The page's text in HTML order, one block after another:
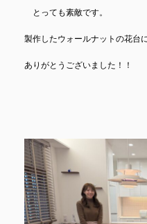
とっても素敵です。
製作したウォールナットの花台
ありがとうございました！！